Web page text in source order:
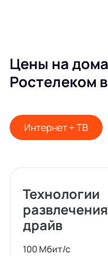
Цены на
Ростелеком
Интернет + ТВ
Технологии
драйв
100 Мбит/с